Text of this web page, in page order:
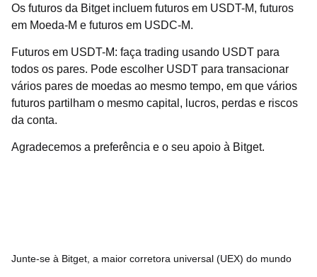
Os futuros da Bitget incluem futuros em USDT-M, futuros
em Moeda-M e futuros em USDC-M.
Futuros em USDT-M: faça trading usando USDT para
todos os pares. Pode escolher USDT para transacionar
vários pares de moedas ao mesmo tempo, em que vários
futuros partilham o mesmo capital, lucros, perdas e riscos
da conta.
Agradecemos a preferência e o seu apoio à Bitget.
Junte-se à Bitget, a maior corretora universal (UEX) do mundo